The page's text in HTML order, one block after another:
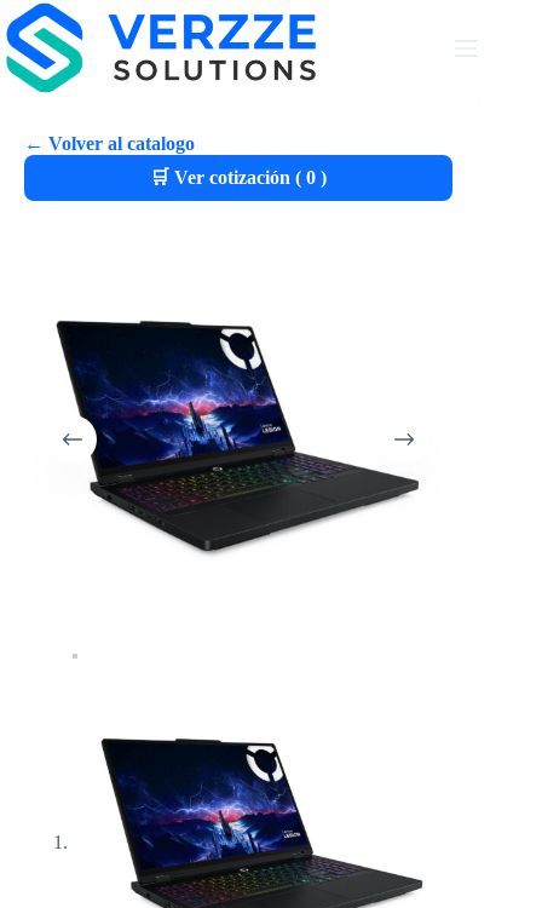
← Volver al catalogo
🛒 Ver cotización ( 0)